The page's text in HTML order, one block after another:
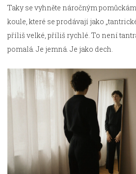
Taky se vyhněte náročným
koule, které se prodávají jako
příliš velké, příliš rychlé. To není
pomalá. Je jemná. Je jako dech.